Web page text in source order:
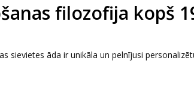
filozofija kopš
sievietes āda ir unikāla un pelnījusi